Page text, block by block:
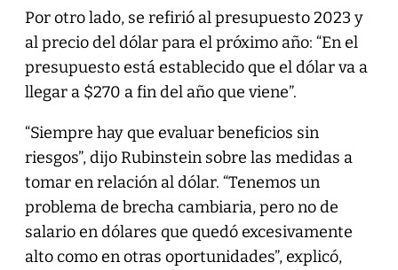
Por otro lado, se refirió al presupuesto 2023 y
al precio del dólar para el próximo año: “En el
presupuesto está establecido que el dólar va a
llegar a $270 a fin del año que viene”.
“Siempre hay que evaluar beneficios sin
riesgos”, dijo Rubinstein sobre las medidas a
tomar en relación al dólar. “Tenemos un
problema de brecha cambiaria, pero no de
salario en dólares que quedó excesivamente
alto como en otras oportunidades”, explicó,